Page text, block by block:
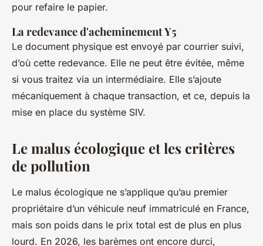
pour refaire le papier.
La redevance d'acheminement Y5
Le document physique est envoyé par courrier suivi,
d’où cette redevance. Elle ne peut être évitée, même
si vous traitez via un intermédiaire. Elle s’ajoute
mécaniquement à chaque transaction, et ce, depuis la
mise en place du système SIV.
Le malus écologique et les critères
de pollution
Le malus écologique ne s’applique qu’au premier
propriétaire d’un véhicule neuf immatriculé en France,
mais son poids dans le prix total est de plus en plus
lourd. En 2026, les barèmes ont encore durci,